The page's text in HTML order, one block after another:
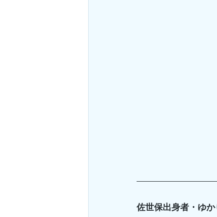
佐世保出身者・ゆ